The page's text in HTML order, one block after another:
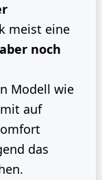
meist eine
noch
Modell wie
auf
das